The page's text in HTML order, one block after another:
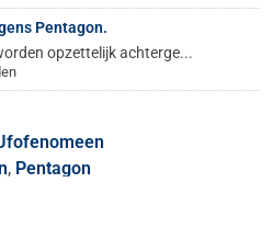
Pentagon.
opzettelijk achterge...
, Pentagon